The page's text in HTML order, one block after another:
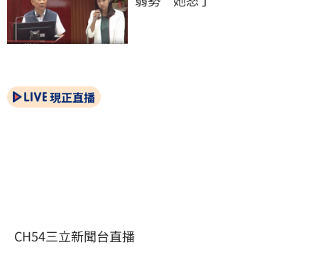
現正直播
CH54三立新聞台直播